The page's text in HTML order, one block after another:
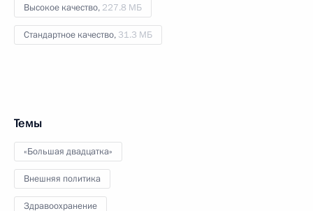
Высокое качество, 227.8 МБ
Стандартное качество, 31.3 МБ
Темы
«Большая двадцатка»
Внешняя политика
Здравоохранение